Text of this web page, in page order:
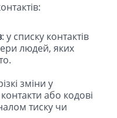
: у списку контактів
людей, яких
зміни у
або кодові
тиску чи